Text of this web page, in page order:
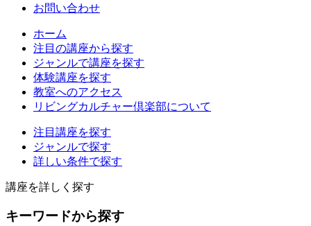
お問い合わせ
ホーム
注目の講座から探す
ジャンルで講座を探す
体験講座を探す
教室へのアクセス
リビングカルチャー倶楽部について
注目講座を探す
ジャンルで探す
詳しい条件で探す
講座を詳しく探す
キーワードから探す